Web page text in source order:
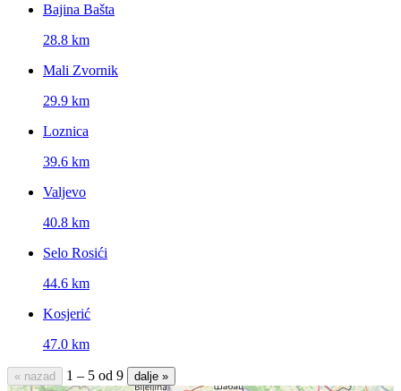
Bajina Bašta
28.8 km
Mali Zvornik
29.9 km
Loznica
39.6 km
Valjevo
40.8 km
Selo Rosići
44.6 km
Kosjerić
47.0 km
« nazad 1 – 5 od 9 dalje »